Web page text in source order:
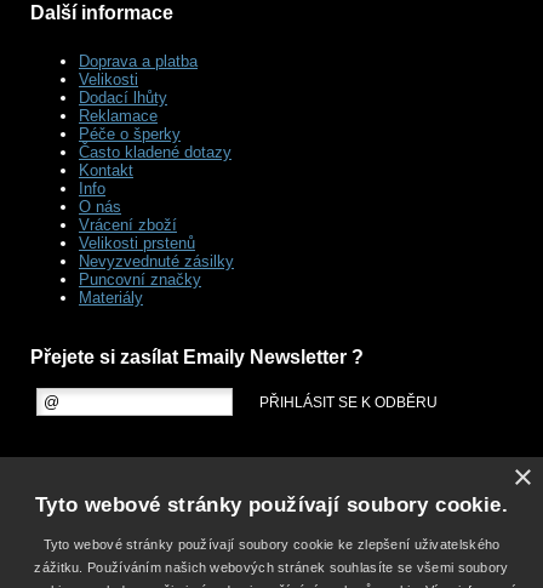
Další informace
Doprava a platba
Velikosti
Dodací lhůty
Reklamace
Péče o šperky
Často kladené dotazy
Kontakt
Info
O nás
Vrácení zboží
Velikosti prstenů
Nevyzvednuté zásilky
Puncovní značky
Materiály
Přejete si zasílat Emaily Newsletter ?
×
Tyto webové stránky používají soubory cookie.
Tyto webové stránky používají soubory cookie ke zlepšení uživatelského
zážitku. Používáním našich webových stránek souhlasíte se všemi soubory